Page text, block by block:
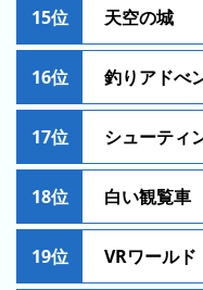
の
ラ
ン
キ
ン
グ
混今
日
15位 天空の城
16位 釣りアドべ
17位 シューティ
18位 白い観覧車
19位 VRワールド